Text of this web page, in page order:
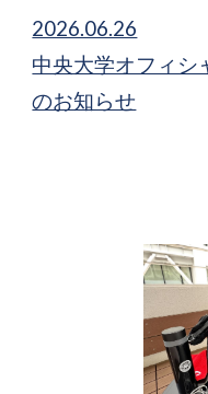
2026.06.26
中央大学オフィ
のお知らせ